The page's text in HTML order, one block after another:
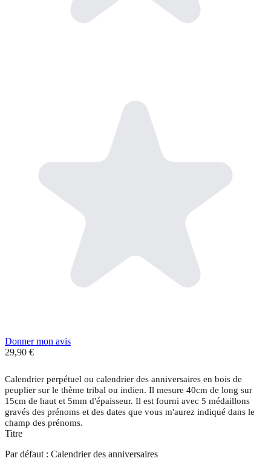
Donner mon avis
29,90 €
Calendrier perpétuel ou calendrier des anniversaires en bois de
peuplier sur le thème tribal ou indien. Il mesure 40cm de long sur
15cm de haut et 5mm d'épaisseur. Il est fourni avec 5 médaillons
gravés des prénoms et des dates que vous m'aurez indiqué dans le
champ des prénoms.
Titre
Par défaut : Calendrier des anniversaires